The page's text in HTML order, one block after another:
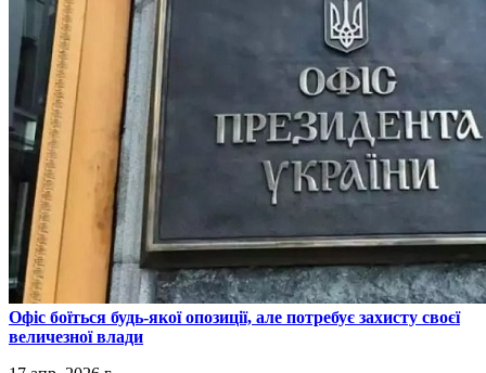
​Офіс боїться будь-якої опозиції, але потребує захисту своєї
величезної влади